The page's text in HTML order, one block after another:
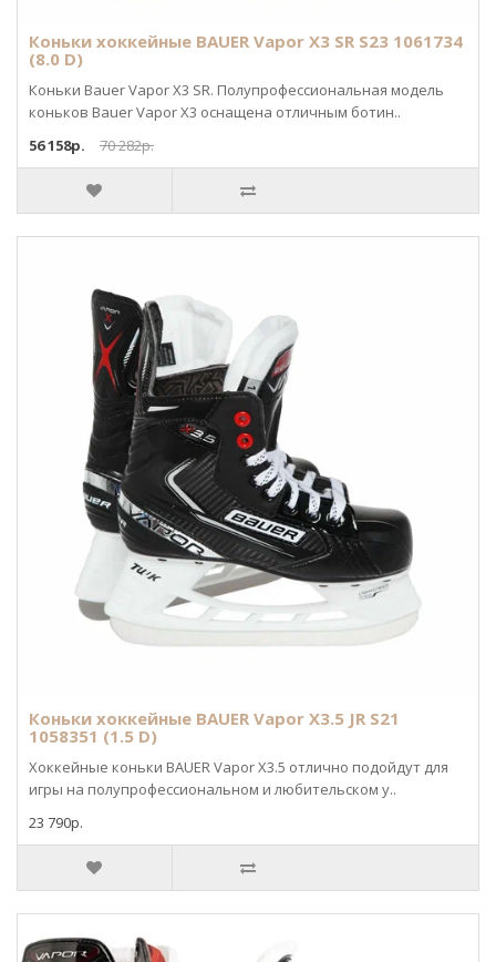
Коньки хоккейные BAUER Vapor X3 SR S23 1061734
(8.0 D)
Коньки Bauer Vapor X3 SR. Полупрофессиональная модель
коньков Bauer Vapor X3 оснащена отличным ботин..
56 158р.
70 282р.
Коньки хоккейные BAUER Vapor X3.5 JR S21
1058351 (1.5 D)
Хоккейные коньки BAUER Vapor X3.5 отлично подойдут для
игры на полупрофессиональном и любительском у..
23 790р.